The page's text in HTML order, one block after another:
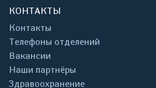
КОНТАКТЫ
Контакты
Телефоны отделений
Вакансии
Наши партнёры
Здравоохранение